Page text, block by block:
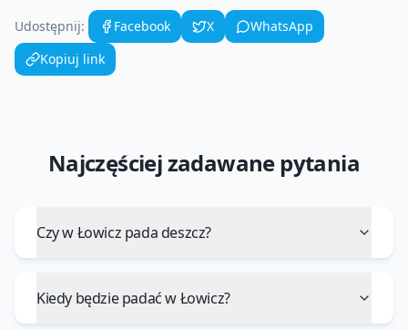
Udostępnij: Facebook X
WhatsApp
Kopiuj link
Najczęściej zadawane pytania
Czy w Łowicz pada deszcz?
Kiedy będzie padać w Łowicz?